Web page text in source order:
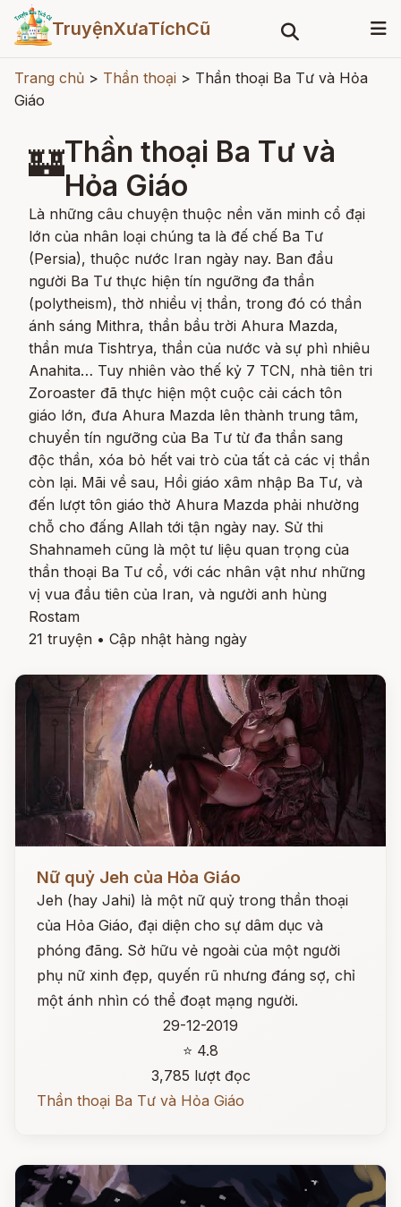
TruyệnXưaTíchCũ
Trang chủ > Thần thoại > Thần thoại Ba Tư và Hỏa
Giáo
🏰Thần thoại Ba Tư và
Hỏa Giáo
Là những câu chuyện thuộc nền văn minh cổ đại
lớn của nhân loại chúng ta là đế chế Ba Tư
(Persia), thuộc nước Iran ngày nay. Ban đầu
người Ba Tư thực hiện tín ngưỡng đa thần
(polytheism), thờ nhiều vị thần, trong đó có thần
ánh sáng Mithra, thần bầu trời Ahura Mazda,
thần mưa Tishtrya, thần của nước và sự phì nhiêu
Anahita… Tuy nhiên vào thế kỷ 7 TCN, nhà tiên tri
Zoroaster đã thực hiện một cuộc cải cách tôn
giáo lớn, đưa Ahura Mazda lên thành trung tâm,
chuyển tín ngưỡng của Ba Tư từ đa thần sang
độc thần, xóa bỏ hết vai trò của tất cả các vị thần
còn lại. Mãi về sau, Hồi giáo xâm nhập Ba Tư, và
đến lượt tôn giáo thờ Ahura Mazda phải nhường
chỗ cho đấng Allah tới tận ngày nay. Sử thi
Shahnameh cũng là một tư liệu quan trọng của
thần thoại Ba Tư cổ, với các nhân vật như những
vị vua đầu tiên của Iran, và người anh hùng
Rostam
21 truyện • Cập nhật hàng ngày
Nữ quỷ Jeh của Hỏa Giáo
Jeh (hay Jahi) là một nữ quỷ trong thần thoại
của Hỏa Giáo, đại diện cho sự dâm dục và
phóng đãng. Sở hữu vẻ ngoài của một người
phụ nữ xinh đẹp, quyến rũ nhưng đáng sợ, chỉ
một ánh nhìn có thể đoạt mạng người.
29-12-2019
⭐ 4.8
3,785 lượt đọc
Thần thoại Ba Tư và Hỏa Giáo